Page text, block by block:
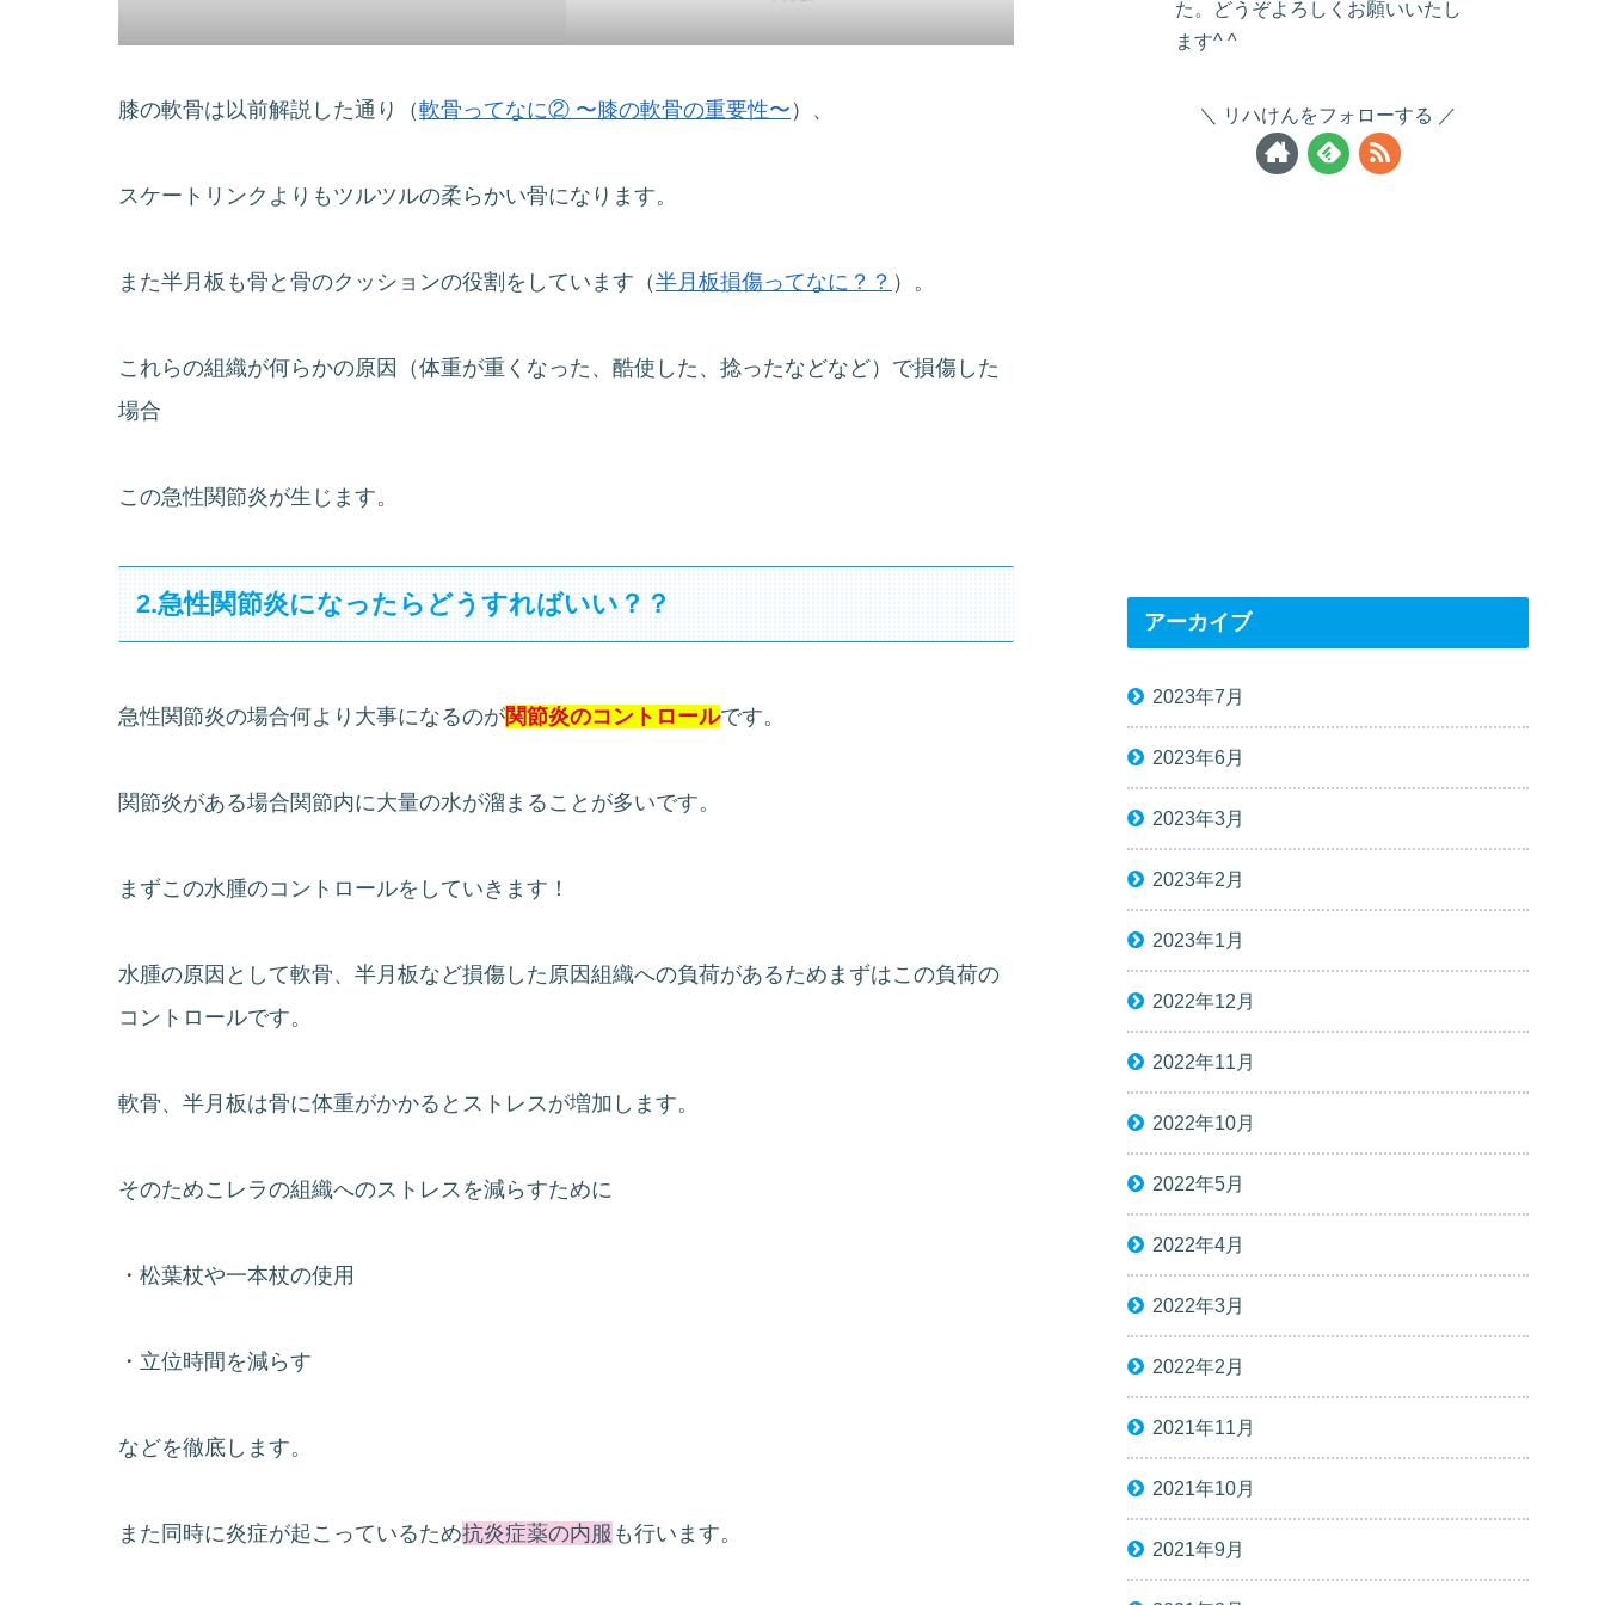
膝の軟骨は以前解説した通り（軟骨ってなに② 〜膝の軟骨の重要性〜 ）、
スケートリンクよりもツルツルの柔らかい骨になります。
また半月板も骨と骨のクッションの役割をしています（半月板損傷ってなに？？ ）。
これらの組織が何らかの原因（体重が重くなった、酷使した、捻ったなどなど）で損傷した
場合
この急性関節炎が生じます。
2.急性関節炎になったらどうすればいい？？
急性関節炎の場合何より大事になるのが関節炎のコントロールです。
関節炎がある場合関節内に大量の水が溜まることが多いです。
まずこの水腫のコントロールをしていきます！
水腫の原因として軟骨、半月板など損傷した原因組織への負荷があるためまずはこの負荷の
コントロールです。
軟骨、半月板は骨に体重がかかるとストレスが増加します。
そのためこレラの組織へのストレスを減らすために
・松葉杖や一本杖の使用
・立位時間を減らす
などを徹底します。
また同時に炎症が起こっているため抗炎症薬の内服 も行います。
た。どうぞよろしくお願いいたし
ます^ ^
リハけんをフォローする
アーカイブ
2023年7月
2023年6月
2023年3月
2023年2月
2023年1月
2022年12月
2022年11月
2022年10月
2022年5月
2022年4月
2022年3月
2022年2月
2021年11月
2021年10月
2021年9月